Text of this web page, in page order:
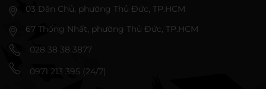
03 Dân Chủ, phường Thủ Đức, TP.HCM
67 Thống Nhất, phường Thủ Đức, TP.HCM
028 38 38 3877
0971 213 395 (24/7)